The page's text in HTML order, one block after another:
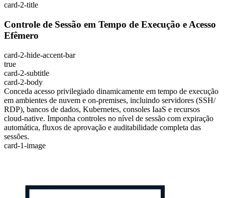
card-2-title
Controle de Sessão em Tempo de Execução e Acesso
Efêmero
card-2-hide-accent-bar
true
card-2-subtitle
card-2-body
Conceda acesso privilegiado dinamicamente em tempo de execução
em ambientes de nuvem e on-premises, incluindo servidores (SSH/
RDP), bancos de dados, Kubernetes, consoles IaaS e recursos
cloud-native. Imponha controles no nível de sessão com expiração
automática, fluxos de aprovação e auditabilidade completa das
sessões.
card-1-image